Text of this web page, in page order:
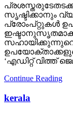
സൃഷ്ടിക്കാനും
പ്രോംപ്റ്റുകള്‍
‘എഡിറ്റ് വിത്ത്
Continue Reading
kerala